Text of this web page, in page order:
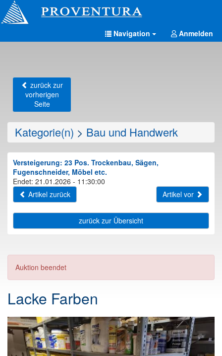
Navigation Anmelden
zurück zur
vorherigen
Seite
Kategorie(n) > Bau und Handwerk
Versteigerung: 23 Pos. Trockenbau, Sägen,
Fugenschneider, Möbel etc.
Endet: 21.01.2026 - 11:30:00
Artikel zurück
Artikel vor
zurück zur Übersicht
Auktion beendet
Lacke Farben